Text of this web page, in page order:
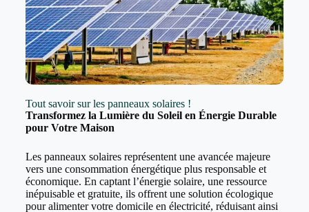
Tout savoir sur les panneaux solaires !
Transformez la Lumière du Soleil en Énergie Durable
pour Votre Maison
Les panneaux solaires représentent une avancée majeure
vers une consommation énergétique plus responsable et
économique. En captant l’énergie solaire, une ressource
inépuisable et gratuite, ils offrent une solution écologique
pour alimenter votre domicile en électricité, réduisant ainsi